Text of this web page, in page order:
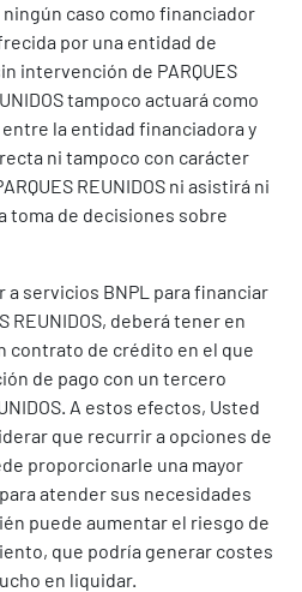
ningún caso como financiador
por una entidad de
intervención de PARQUES
tampoco actuará como
la entidad financiadora y
ni tampoco con carácter
REUNIDOS ni asistirá ni
toma de decisiones sobre
servicios BNPL para financiar
REUNIDOS, deberá tener en
contrato de crédito en el que
de pago con un tercero
A estos efectos, Usted
que recurrir a opciones de
proporcionarle una mayor
atender sus necesidades
puede aumentar el riesgo de
que podría generar costes
en liquidar.